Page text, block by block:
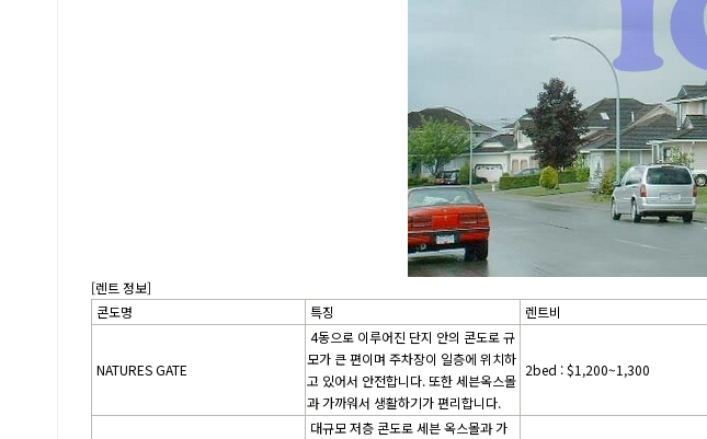
[렌트 정보]
콘도명
특징 렌트비
NATURES GATE
4동으로 이루어진 단지 안의 콘도로 규
모가 큰 편이며 주차장이 일층에 위치하
고 있어서 안전합니다. 또한 세븐옥스몰
과 가까워서 생활하기가 편리합니다.
2bed : $1,200~1,300
대규모 저층 콘도로 세븐 옥스몰과 가